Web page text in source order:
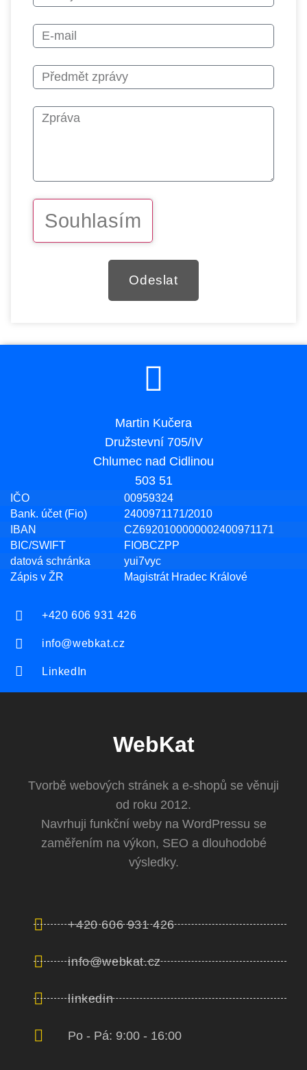
Martin Kučera
Družstevní 705/IV
Chlumec nad Cidlinou
503 51
IČO
00959324
Bank. účet (Fio)
2400971171/2010
IBAN
CZ6920100000002400971171
BIC/SWIFT
FIOBCZPP
datová schránka
yui7vyc
Zápis v ŽR
Magistrát Hradec Králové
+420 606 931 426
info@webkat.cz
LinkedIn
Souhlasím
Odeslat
WebKat
Tvorbě webových stránek a e-shopů se věnuji
od roku 2012.
Navrhuji funkční weby na WordPressu se
zaměřením na výkon, SEO a dlouhodobé
výsledky.
+420 606 931 426
info@webkat.cz
linkedin
Po - Pá: 9:00 - 16:00